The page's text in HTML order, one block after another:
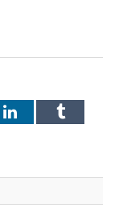
LinkedInTumblr